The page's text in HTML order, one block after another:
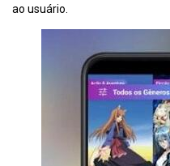
ao usuário.